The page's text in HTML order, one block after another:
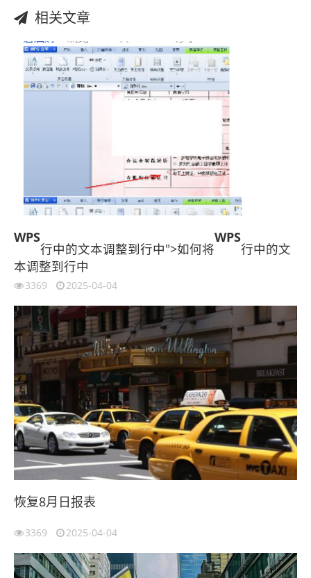
相关文章
WPS
行中的文本调整到行中">如何将
WPS
行中的文
本调整到行中
3369 2025-04-04
恢复8月日报表
3369 2025-04-04